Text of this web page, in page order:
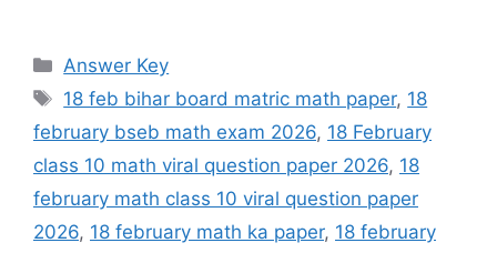
Categories
Answer Key
Tags
18 feb bihar board matric math paper, 18
february bseb math exam 2026, 18 February
class 10 math viral question paper 2026, 18
february math class 10 viral question paper
2026, 18 february math ka paper, 18 february